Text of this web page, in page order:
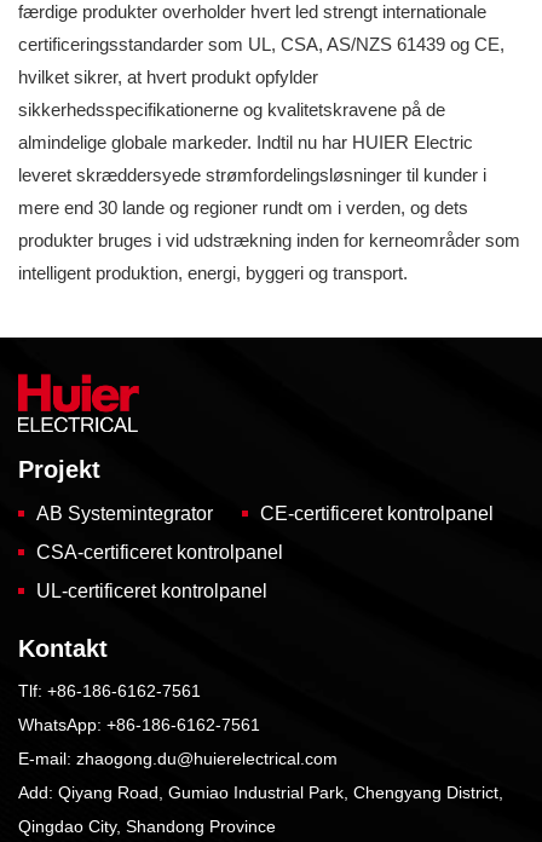
færdige produkter overholder hvert led strengt internationale
certificeringsstandarder som UL, CSA, AS/NZS 61439 og CE,
hvilket sikrer, at hvert produkt opfylder
sikkerhedsspecifikationerne og kvalitetskravene på de
almindelige globale markeder. Indtil nu har HUIER Electric
leveret skræddersyede strømfordelingsløsninger til kunder i
mere end 30 lande og regioner rundt om i verden, og dets
produkter bruges i vid udstrækning inden for kerneområder som
intelligent produktion, energi, byggeri og transport.
Projekt
AB Systemintegrator
CE-certificeret kontrolpanel
CSA-certificeret kontrolpanel
UL-certificeret kontrolpanel
Kontakt
Tlf: +86-186-6162-7561
WhatsApp: +86-186-6162-7561
E-mail: zhaogong.du@huierelectrical.com
Add: Qiyang Road, Gumiao Industrial Park, Chengyang District,
Qingdao City, Shandong Province